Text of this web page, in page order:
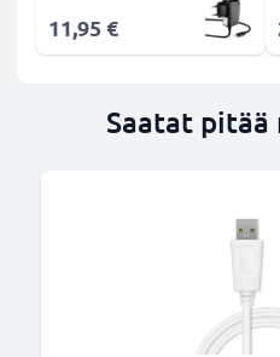
11,95 €
Saatat pitää